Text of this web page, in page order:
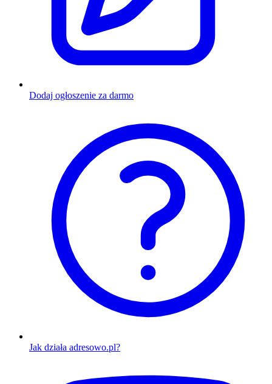
Dodaj ogłoszenie za darmo
Jak działa adresowo.pl?